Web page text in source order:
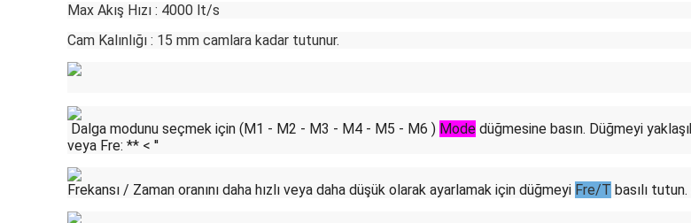
Max Akış Hızı : 4000 lt/s
Cam Kalınlığı : 15 mm camlara kadar tutunur.
Dalga modunu seçmek için (M1 - M2 - M3 - M4 - M5 - M6 ) Mode düğmesine basın. Düğmeyi
veya Fre: ** < ''
Frekansı / Zaman oranını daha hızlı veya daha düşük olarak ayarlamak için düğmeyi Fre/T basılı